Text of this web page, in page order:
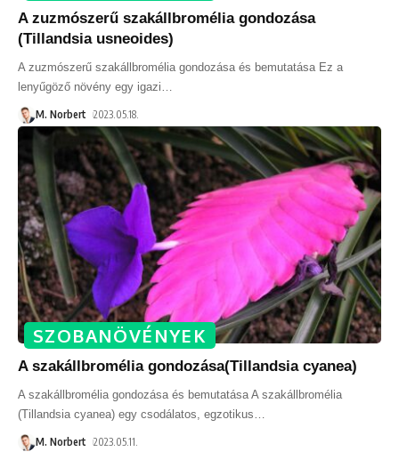
A zuzmószerű szakállbromélia gondozása
(Tillandsia usneoides)
A zuzmószerű szakállbromélia gondozása és bemutatása Ez a
lenyűgöző növény egy igazi
M. Norbert 2023.05.18.
SZOBANÖVÉNYEK
A szakállbromélia gondozása(Tillandsia cyanea)
A szakállbromélia gondozása és bemutatása A szakállbromélia
(Tillandsia cyanea) egy csodálatos, egzotikus…
M. Norbert 2023.05.11.